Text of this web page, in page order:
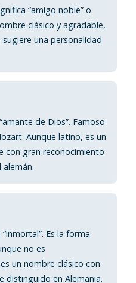
“amigo noble” o
clásico y agradable,
una personalidad
de Dios”. Famoso
Aunque latino, es un
con gran reconocimiento
Es la forma
no es
un nombre clásico con
distinguido en Alemania.